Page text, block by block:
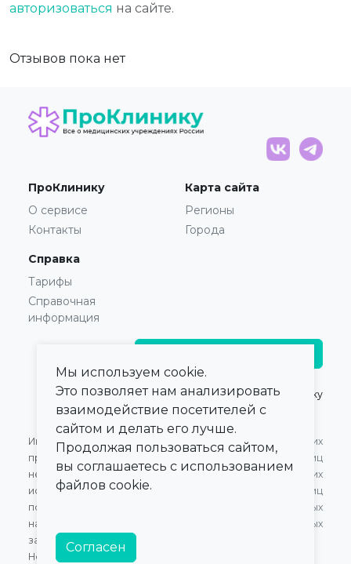
авторизоваться на сайте.
Отзывов пока нет
ПроКлинику
О сервисе
Контакты
Карта сайта
Регионы
Города
Справка
Тарифы
Справочная
информация
© 2021 — 2026,ПроКлинику
Информация,
представленная на сайте,
не может быть
использована для
постановки диагноза,
назначения лечения и не
заменяет прием врача.
Номер в Едином Реестре
Оферта для Юридических
лиц
Оферта для Физических
лиц
Обработка персональных
данных
Мы используем cookie.
Это позволяет нам анализировать
взаимодействие посетителей с
сайтом и делать его лучше.
Продолжая пользоваться сайтом,
вы соглашаетесь с использованием
файлов cookie.
Согласен